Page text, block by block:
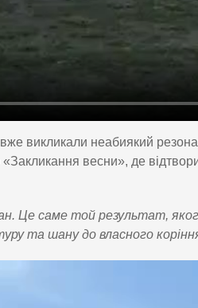
викликали неабиякий
«Закликання весни», де
Це саме той результат,
та шану до власного